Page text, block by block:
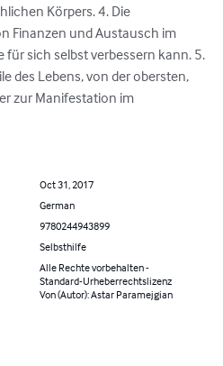
Körpers. 4. Die
Finanzen und Austausch im
für sich selbst verbessern kann. 5.
des Lebens, von der obersten,
zur Manifestation im
Oct 31, 2017
German
9780244943899
Selbsthilfe
Alle Rechte vorbehalten -
Standard-Urheberrechtslizenz
Von (Autor): Astar Paramejgian